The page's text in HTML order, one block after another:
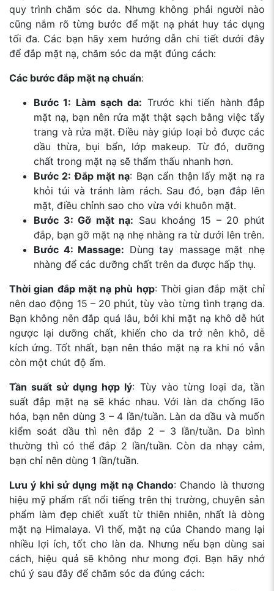
quy trình chăm sóc da. Nhưng không phải người nào
cũng nắm rõ từng bước để mặt nạ phát huy tác dụng
tối đa. Các bạn hãy xem hướng dẫn chi tiết dưới đây
để đắp mặt nạ, chăm sóc da mặt đúng cách:
Các bước đắp mặt nạ chuẩn:
Bước 1: Làm sạch da: Trước khi tiến hành đắp
mặt nạ, bạn nên rửa mặt thật sạch bằng việc tẩy
trang và rửa mặt. Điều này giúp loại bỏ được các
dầu thừa, bụi bẩn, lớp makeup. Từ đó, dưỡng
chất trong mặt nạ sẽ thẩm thấu nhanh hơn.
Bước 2: Đắp mặt nạ: Bạn cẩn thận lấy mặt nạ ra
khỏi túi và tránh làm rách. Sau đó, bạn đắp lên
mặt, điều chỉnh sao cho vừa với khuôn mặt.
Bước 3: Gỡ mặt nạ: Sau khoảng 15 – 20 phút
đắp, bạn gỡ mặt nạ nhẹ nhàng ra từ dưới lên trên.
Bước 4: Massage: Dùng tay massage mặt nhẹ
nhàng để các dưỡng chất trên da được hấp thụ.
Thời gian đắp mặt nạ phù hợp: Thời gian đắp mặt chỉ
nên dao động 15 – 20 phút, tùy vào từng tình trạng da.
Bạn không nên đắp quá lâu, bởi khi mặt nạ khô dễ hút
ngược lại dưỡng chất, khiến cho da trở nên khô, dễ
kích ứng. Tốt nhất, bạn nên tháo mặt nạ ra khi nó vẫn
còn một chút độ ẩm.
Tần suất sử dụng hợp lý: Tùy vào từng loại da, tần
suất đắp mặt nạ sẽ khác nhau. Với làn da chống lão
hóa, bạn nên dùng 3 – 4 lần/tuần. Làn da dầu và muốn
kiểm soát dầu thì nên đắp 2 – 3 lần/tuần. Da bình
thường thì có thể đắp 2 lần/tuần. Còn da nhạy cảm,
bạn chỉ nên dùng 1 lần/tuần.
Lưu ý khi sử dụng mặt nạ Chando: Chando là thương
hiệu mỹ phẩm rất nổi tiếng trên thị trường, chuyên sản
phẩm làm đẹp chiết xuất từ thiên nhiên, nhất là dòng
mặt nạ Himalaya. Vì thế, mặt nạ của Chando mang lại
nhiều lợi ích, tốt cho làn da. Nhưng nếu bạn dùng sai
cách, hiệu quả sẽ không như mong đợi. Bạn hãy nhớ
chú ý sau đây để chăm sóc da đúng cách: